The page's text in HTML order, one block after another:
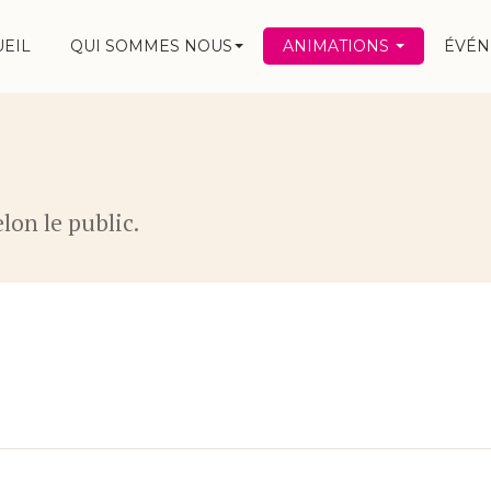
QUI SOMMES NOUS ANIMATIONS
le public.